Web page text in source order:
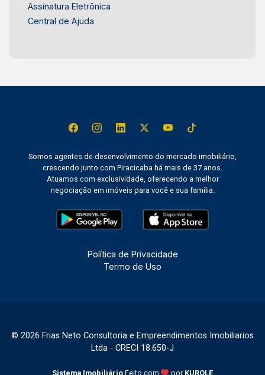
Assinatura Eletrônica
Central de Ajuda
Somos agentes de desenvolvimento do mercado imobiliário,
crescendo junto com Piracicaba há mais de 37 anos.
Atuamos com exclusividade, oferecendo a melhor
negociação em imóveis para você e sua família.
Política de Privacidade
Termo de Uso
© 2026 Frias Neto Consultoria e Empreendimentos Imobiliarios
Ltda - CRECI 18.650-J
Sistema Imobiliário Feito com por KUROLE